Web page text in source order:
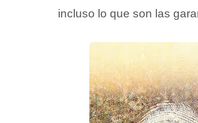
incluso lo que son las